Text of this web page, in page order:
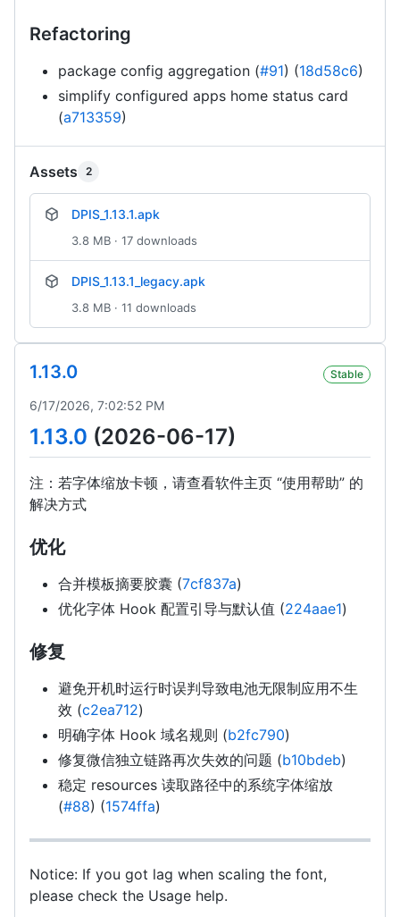
Refactoring
package config aggregation (#91) (18d58c6)
simplify configured apps home status card
(a713359)
Assets 2
DPIS_1.13.1.apk
3.8 MB · 17 downloads
DPIS_1.13.1_legacy.apk
3.8 MB · 11 downloads
1.13.0 Stable
6/17/2026, 7:02:52 PM
1.13.0 (2026-06-17)
注：若字体缩放卡顿，请查看软件主页 “使用帮助” 的
解决方式
优化
合并模板摘要胶囊 (7cf837a)
优化字体 Hook 配置引导与默认值 (224aae1)
修复
避免开机时运行时误判导致电池无限制应用不生
效 (c2ea712)
明确字体 Hook 域名规则 (b2fc790)
修复微信独立链路再次失效的问题 (b10bdeb)
稳定 resources 读取路径中的系统字体缩放
(#88) (1574ffa)
Notice: If you got lag when scaling the font,
please check the Usage help.